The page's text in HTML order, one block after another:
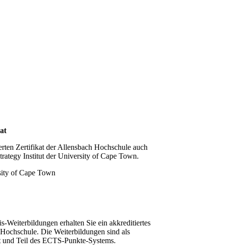
Zertifikat der Allensbach Hochschule auch
Institut der University of Cape Town.
Weiterbildungen erhalten Sie ein akkreditiertes
Die Weiterbildungen sind als
Teil des ECTS-Punkte-Systems.